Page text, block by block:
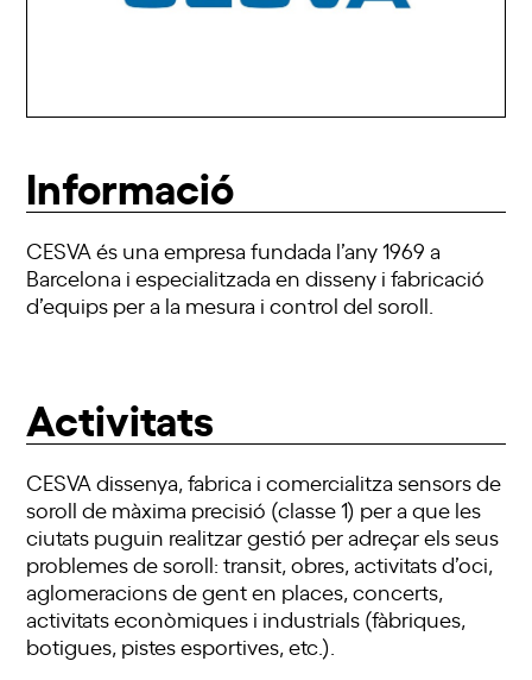
Informació
CESVA és una empresa fundada l’any 1969 a
Barcelona i especialitzada en disseny i fabricació
d’equips per a la mesura i control del soroll.
Activitats
CESVA dissenya, fabrica i comercialitza sensors de
soroll de màxima precisió (classe 1) per a que les
ciutats puguin realitzar gestió per adreçar els seus
problemes de soroll: transit, obres, activitats d’oci,
aglomeracions de gent en places, concerts,
activitats econòmiques i industrials (fàbriques,
botigues, pistes esportives, etc.).